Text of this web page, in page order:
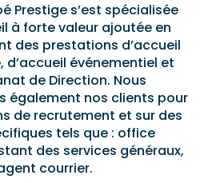
Prestige s’est spécialisée
à forte valeur ajoutée en
des prestations d’accueil
d’accueil événementiel et
de Direction. Nous
également nos clients pour
de recrutement et sur des
tels que : office
des services généraux,
courrier.